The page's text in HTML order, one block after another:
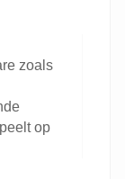
zoals
op